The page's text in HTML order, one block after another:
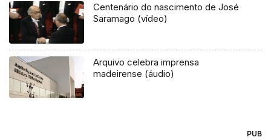
Centenário do nascimento de José
Saramago (vídeo)
Arquivo celebra imprensa
madeirense (áudio)
PUB